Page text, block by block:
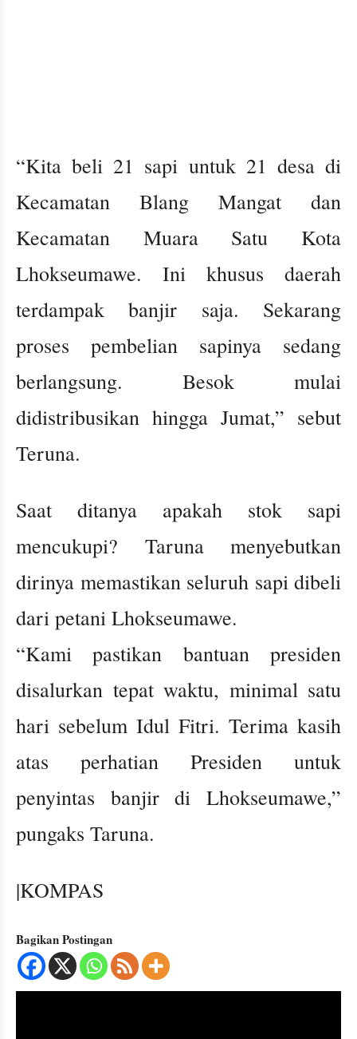
“Kita beli 21 sapi untuk 21 desa di
Kecamatan Blang Mangat dan
Kecamatan Muara Satu Kota
Lhokseumawe. Ini khusus daerah
terdampak banjir saja. Sekarang
proses pembelian sapinya sedang
berlangsung. Besok mulai
didistribusikan hingga Jumat,” sebut
Teruna.
Saat ditanya apakah stok sapi
mencukupi? Taruna menyebutkan
dirinya memastikan seluruh sapi dibeli
dari petani Lhokseumawe.
“Kami pastikan bantuan presiden
disalurkan tepat waktu, minimal satu
hari sebelum Idul Fitri. Terima kasih
atas perhatian Presiden untuk
penyintas banjir di Lhokseumawe,”
pungaks Taruna.
|KOMPAS
Bagikan Postingan